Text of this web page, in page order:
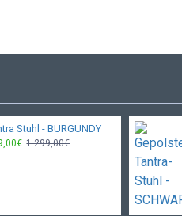
Stuhl - BURGUNDY
1.299,00€